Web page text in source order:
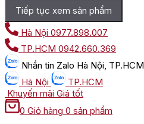
Tiếp tục xem sản phẩm
Hà Nội 0977.898.007
TP.HCM 0942.660.369
Nhắn tin Zalo Hà Nội, TP.HCM
Hà Nội
TP.HCM
Khuyến mãi Giá tốt
0 Giỏ hàng 0 sản phẩm